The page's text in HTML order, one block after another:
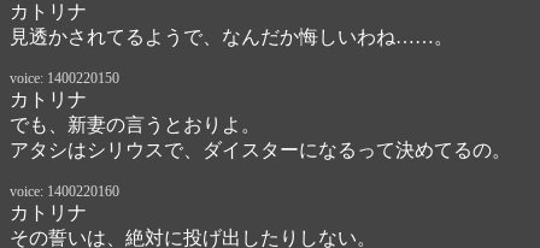
カトリナ
見透かされてるようで、なんだか悔しいわね……。
voice: 1400220150
カトリナ
でも、新妻の言うとおりよ。
アタシはシリウスで、ダイスターになるって決めてるの。
voice: 1400220160
カトリナ
その誓いは、絶対に投げ出したりしない。